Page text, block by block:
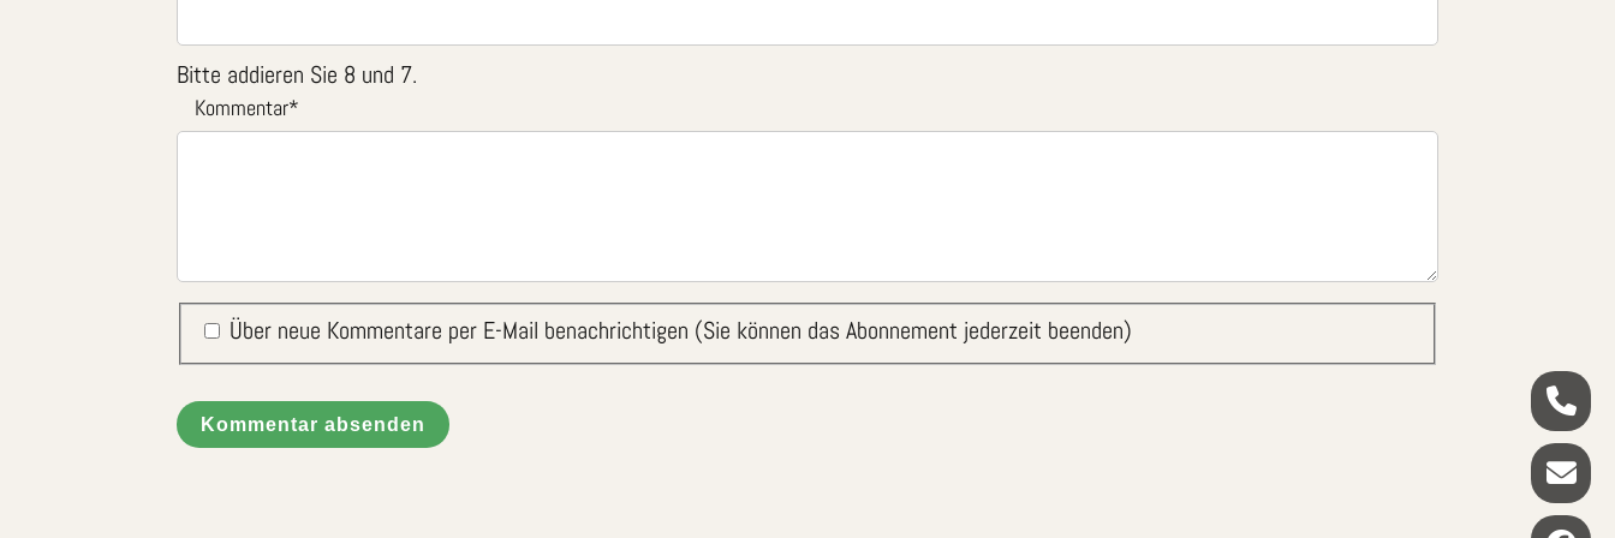
Bitte addieren Sie 8 und 7.
Kommentar*
Über neue Kommentare per E-Mail benachrichtigen (Sie können das Abonnement jederzeit beenden)
Kommentar absenden